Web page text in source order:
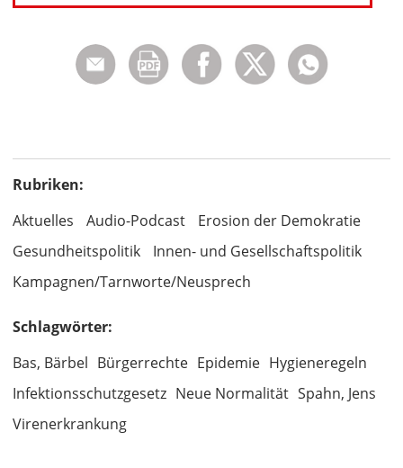
Rubriken:
Aktuelles
Audio-Podcast
Erosion der Demokratie
Gesundheitspolitik
Innen- und Gesellschaftspolitik
Kampagnen/Tarnworte/Neusprech
Schlagwörter:
Bas, Bärbel Bürgerrechte Epidemie Hygieneregeln
Infektionsschutzgesetz Neue Normalität Spahn, Jens
Virenerkrankung